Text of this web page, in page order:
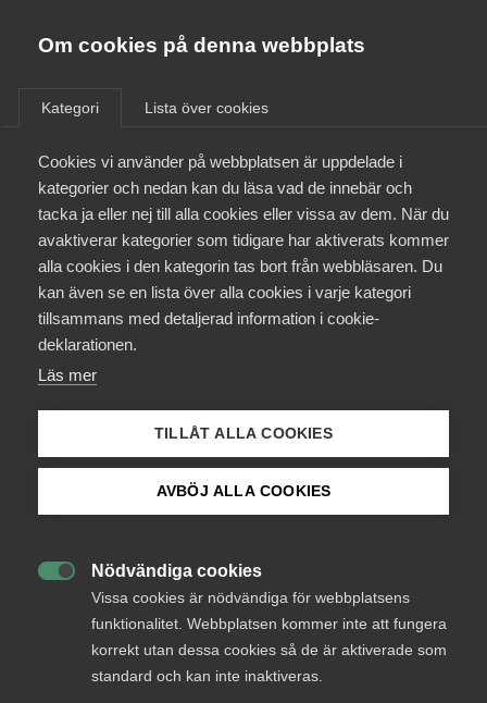
Om cookies på denna webbplats
Kategori Lista över cookies
Cookies vi använder på webbplatsen är uppdelade i
kategorier och nedan kan du läsa vad de innebär och
tacka ja eller nej till alla cookies eller vissa av dem. När du
avaktiverar kategorier som tidigare har aktiverats kommer
alla cookies i den kategorin tas bort från webbläsaren. Du
kan även se en lista över alla cookies i varje kategori
tillsammans med detaljerad information i cookie-
deklarationen.
Läs mer
TILLÅT ALLA COOKIES
AVBÖJ ALLA COOKIES
Nödvändiga cookies
Vissa cookies är nödvändiga för webbplatsens
funktionalitet. Webbplatsen kommer inte att fungera
korrekt utan dessa cookies så de är aktiverade som
standard och kan inte inaktiveras.
Almega Utbildning
Innovations­företagen
Kompetens­företagen
Medie­företagen
Säkerhets­företagen
Tåg­företagen
Om Almega
Aktuellt
Medlemskapet
Mina sidor
Kurser & utbildningar
Logga in på Arbetsgivarguiden
Sök på almega.se
Nytt Bevaknings- och
säkerhetsavtal
Almega Säkerhetsföretagen har idag, efter
medling, tecknat ett nytt Bevaknings- och
säkerhetsavtal med Svenska
Transportarbetareförbundet för perioden 1 juni
2023 till och med den 31 maj 2025.
30 juni 2023 Arbetsgivarnytt
Endast tillgänglig för
medlemmar